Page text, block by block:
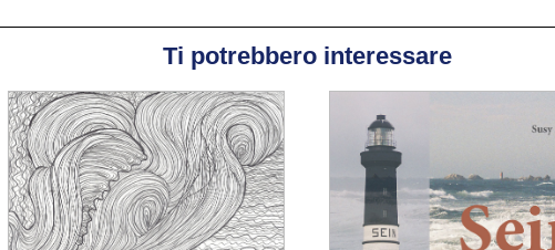
Ti potrebbero interessare